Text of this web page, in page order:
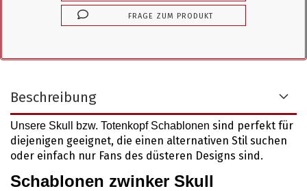
FRAGE ZUM PRODUKT
Beschreibung
Unsere Skull bzw. Totenkopf Schablonen sind perfekt für
diejenigen geeignet, die einen alternativen Stil suchen
oder einfach nur Fans des düsteren Designs sind.
Schablonen zwinker Skull